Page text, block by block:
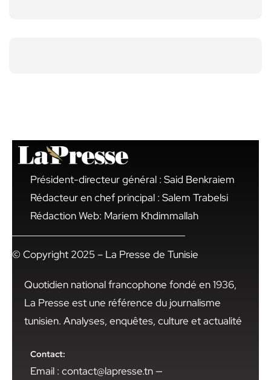
Président-directeur général : Said Benkraiem
Rédacteur en chef principal : Salem Trabelsi
Rédaction Web: Mariem Khdimmallah
© Copyright 2025 – La Presse de Tunisie
Quotidien national francophone fondé en 1936,
La Presse est une référence du journalisme
tunisien. Analyses, enquêtes, culture et actualité
Contact:
Email : contact@lapresse.tn —